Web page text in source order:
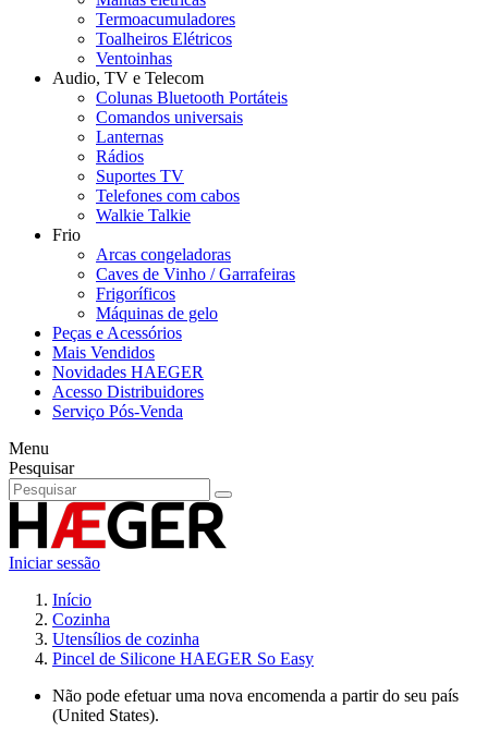
Termoacumuladores
Toalheiros Elétricos
Ventoinhas
Audio, TV e Telecom
Colunas Bluetooth Portáteis
Comandos universais
Lanternas
Rádios
Suportes TV
Telefones com cabos
Walkie Talkie
Frio
Arcas congeladoras
Caves de Vinho / Garrafeiras
Frigoríficos
Máquinas de gelo
Peças e Acessórios
Mais Vendidos
Novidades HAEGER
Acesso Distribuidores
Serviço Pós-Venda
Menu
Pesquisar
Iniciar sessão
Início
Cozinha
Utensílios de cozinha
Pincel de Silicone HAEGER So Easy
Não pode efetuar uma nova encomenda a partir do seu país
(United States).